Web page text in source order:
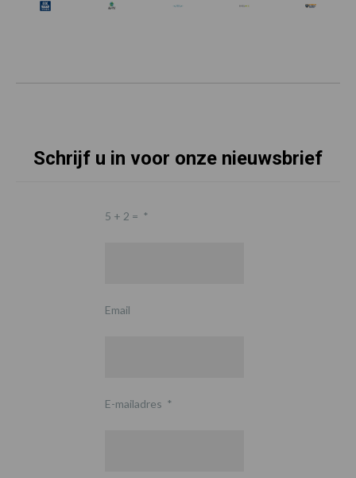
Schrijf u in voor onze nieuwsbrief
5 + 2 = *
Email
E-mailadres *